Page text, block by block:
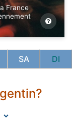
France
SA DI